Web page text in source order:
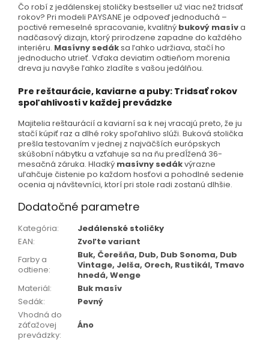
Čo robí z jedálenskej stoličky bestseller už viac než tridsať
rokov? Pri modeli PAYSANE je odpoveď jednoduchá –
poctivé remeselné spracovanie, kvalitný bukový masíva
nadčasový dizajn, ktorý prirodzene zapadne do každého
interiéru. Masívny sedáksa ľahko udržiava, stačí ho
jednoducho utrieť. Vďaka deviatim odtieňom morenia
dreva ju navyše ľahko zladíte s vašou jedálňou.
Pre reštaurácie, kaviarne a puby: Tridsať rokov
spoľahlivosti v každej prevádzke
Majitelia reštaurácií a kaviarní sa k nej vracajú preto, že ju
stačí kúpiť raz a dlhé roky spoľahlivo slúži. Buková stolička
prešla testovaním v jednej z najväčších európskych
skúšobní nábytku a vzťahuje sa na ňu predĺžená 36-
mesačná záruka. Hladký masívny sedákvýrazne
uľahčuje čistenie po každom hosťovi a pohodlné sedenie
ocenia aj návštevníci, ktorí pri stole radi zostanú dlhšie.
Dodatočné parametre
Kategória:
Jedálenské stoličky
EAN:
Zvoľte variant
Farby a
odtiene:
Buk, Čerešňa, Dub, Dub Sonoma, Dub
Vintage, Jelša, Orech, Rustikál, Tmavo
hnedá, Wenge
Materiál:
Buk masív
Sedák:
Pevný
Vhodná do
záťažovej
prevádzky:
Áno